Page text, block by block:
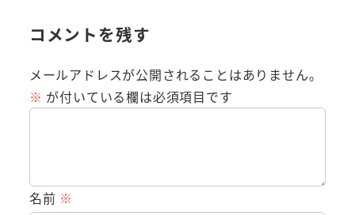
コメントを残す
メールアドレスが公開されることはありません。
※ が付いている欄は必須項目です
名前 ※